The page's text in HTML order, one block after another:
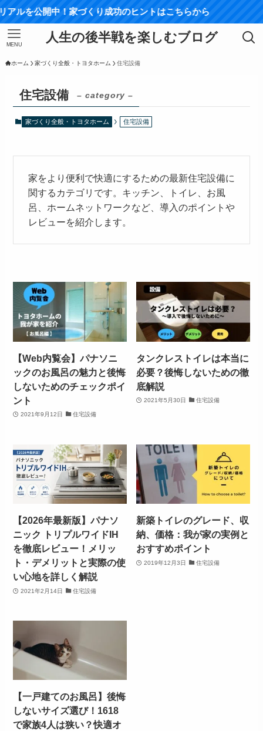
を公開中！家づくり成功のヒントはこちらから
人生の後半戦を楽しむブログ
MENU
ホーム 家づくり全般・トヨタホーム 住宅設備
住宅設備 – category –
家づくり全般・トヨタホーム 住宅設備
家をより便利で快適にするための最新住宅設備に
関するカテゴリです。キッチン、トイレ、お風
呂、ホームネットワークなど、導入のポイントや
レビューを紹介します。
【Web内覧会】パナソニ
ックのお風呂の魅力と後悔
しないためのチェックポイ
ント
2021年9月12日 住宅設備
タンクレストイレは本当に
必要？後悔しないための徹
底解説
2021年5月30日 住宅設備
【2026年最新版】パナソ
ニック トリプルワイドIH
を徹底レビュー！メリッ
ト・デメリットと実際の使
い心地を詳しく解説
2021年2月14日 住宅設備
新築トイレのグレード、収
納、価格：我が家の実例と
おすすめポイント
2019年12月3日 住宅設備
【一戸建てのお風呂】後悔
しないサイズ選び！1618
で家族4人は狭い？快適オ